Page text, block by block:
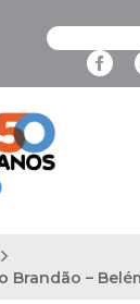
Brandão –